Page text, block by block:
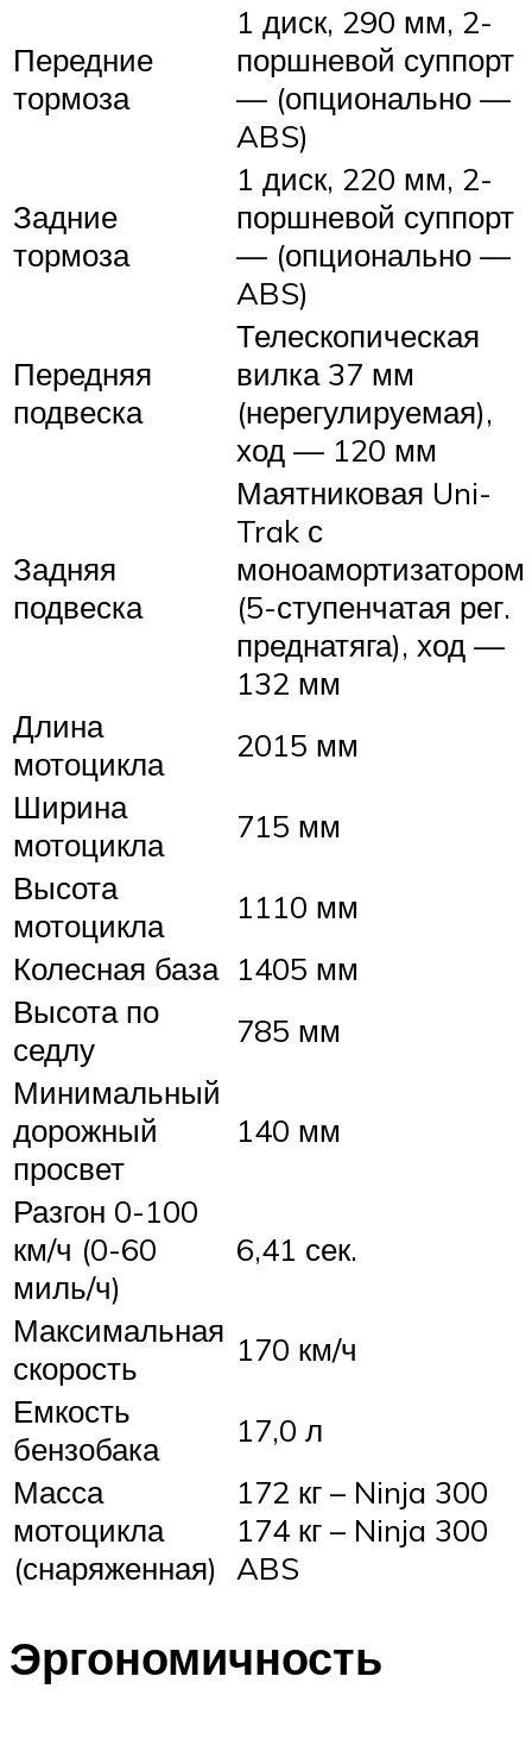
Передние
тормоза
1 диск, 290 мм, 2-
поршневой суппорт
— (опционально —
ABS)
Задние
тормоза
1 диск, 220 мм, 2-
поршневой суппорт
— (опционально —
ABS)
Передняя
подвеска
Телескопическая
вилка 37 мм
(нерегулируемая),
ход — 120 мм
Задняя
подвеска
Маятниковая Uni-
Trak с
моноамортизатором
(5-ступенчатая рег.
преднатяга), ход —
132 мм
Длина
мотоцикла
2015 мм
Ширина
мотоцикла
715 мм
Высота
мотоцикла
1110 мм
Колесная база 1405 мм
Высота по
седлу
785 мм
Минимальный
дорожный
просвет
140 мм
Разгон 0-100
км/ч (0-60
миль/ч)
6,41 сек.
Максимальная
скорость
170 км/ч
Емкость
бензобака
17,0 л
Масса
мотоцикла
(снаряженная)
172 кг – Ninja 300
174 кг – Ninja 300
ABS
Эргономичность